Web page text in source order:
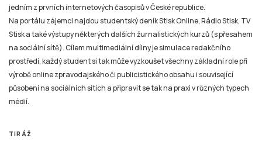
jedním z prvních internetových časopisů v České republice.
Na portálu zájemci najdou studentský deník Stisk Online, Rádio Stisk, TV
Stisk a také výstupy některých dalších žurnalistických kurzů (s přesahem
na sociální sítě). Cílem multimediální dílny je simulace redakčního
prostředí, každý student si tak může vyzkoušet všechny základní role při
výrobě online zpravodajského či publicistického obsahu i související
působení na sociálních sítích a připravit se tak na praxi v různých typech
médií.
TIRÁŽ